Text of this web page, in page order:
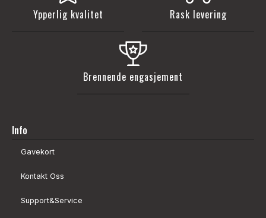
Ypperlig kvalitet Rask levering
Brennende engasjement
Info
Gavekort
Kontakt Oss
Support&Service